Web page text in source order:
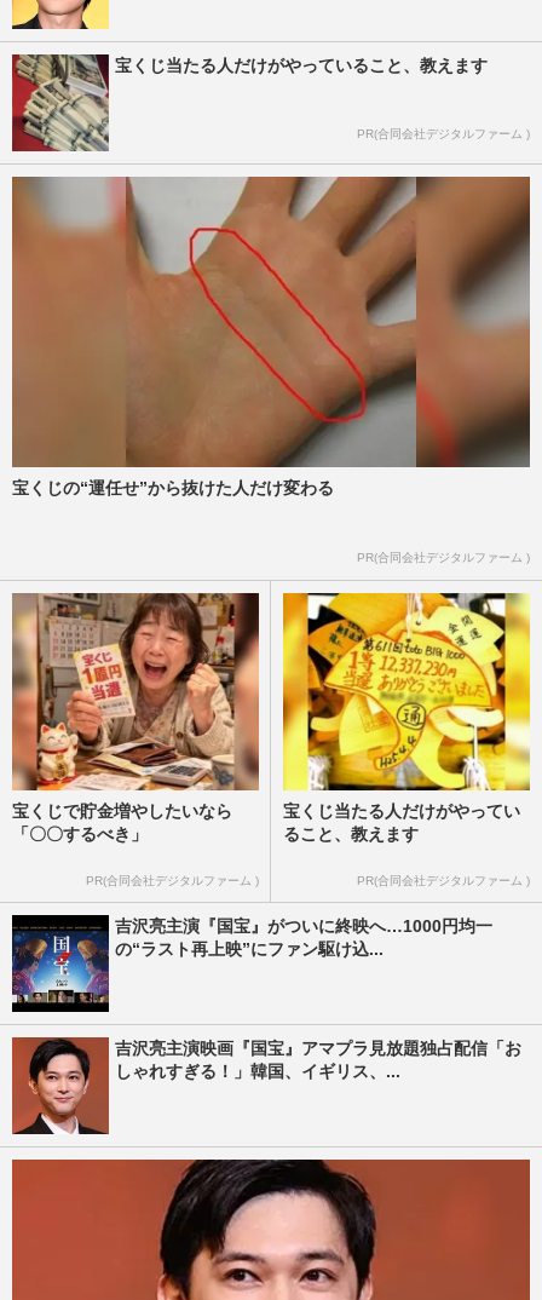
宝くじ当たる人だけがやっていること、教えます
PR(合同会社デジタルファーム )
宝くじの“運任せ”から抜けた人だけ変わる
PR(合同会社デジタルファーム )
宝くじで貯金増やしたいなら
「〇〇するべき」
PR(合同会社デジタルファーム )
宝くじ当たる人だけがやってい
ること、教えます
PR(合同会社デジタルファーム )
吉沢亮主演『国宝』がついに終映へ…1000円均一
の“ラスト再上映”にファン駆け込...
吉沢亮主演映画『国宝』アマプラ見放題独占配信「お
しゃれすぎる！」韓国、イギリス、...